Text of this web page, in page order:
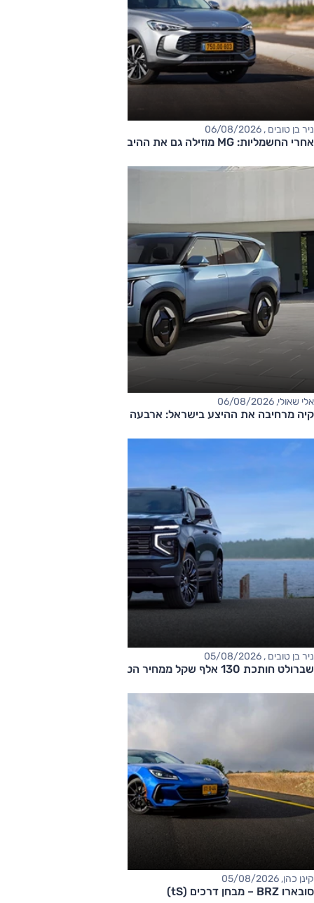
ניר בן טובים , 06/08/2026
אחרי החשמליות: MG מוזילה גם את ההיברידיות
אלי שאולי, 06/08/2026
קיה מרחיבה את ההיצע בישראל: ארבעה דגמים חדשים בדרך
ניר בן טובים , 05/08/2026
שברולט חותכת 130 אלף שקל ממחיר הטאהו
קינן כהן, 05/08/2026
סובארו BRZ – מבחן דרכים (tS)